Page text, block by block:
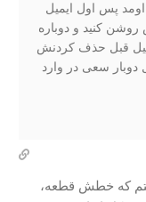
پس اول ایمیل
کنید و دوباره
قبل حذف کردنش
دوبار سعی در وارد
که خطش قطعه،